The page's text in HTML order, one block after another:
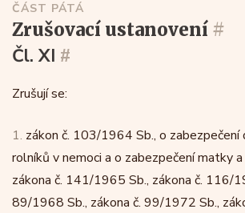
ČÁST PÁTÁ
zrušovací ustanovení #
Čl. XI #
Zrušují se:
1. zákon č. 103/1964 Sb., o zabezpečení
rolníků v nemoci a o zabezpečení matky
zákona č. 141/1965 Sb., zákona č. 116/
89/1968 Sb., zákona č. 99/1972 Sb.,